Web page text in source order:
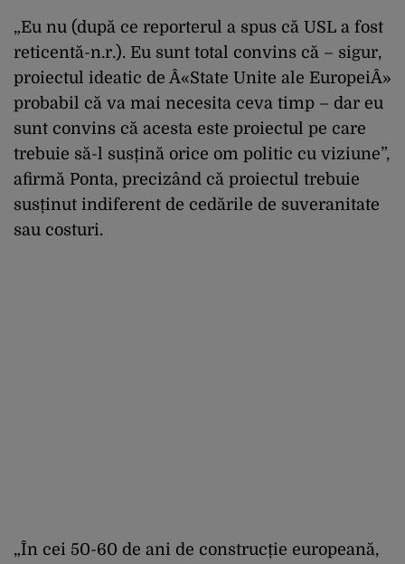
„Eu nu (după ce reporterul a spus că USL a fost
reticentă-n.r.). Eu sunt total convins că – sigur,
proiectul ideatic de Â«State Unite ale EuropeiÂ»
probabil că va mai necesita ceva timp – dar eu
sunt convins că acesta este proiectul pe care
trebuie să-l susțină orice om politic cu viziune”,
afirmă Ponta, precizând că proiectul trebuie
susținut indiferent de cedările de suveranitate
sau costuri.
„În cei 50-60 de ani de construcție europeană,